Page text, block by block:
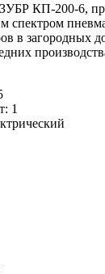
КП-200-6,
спектром
в загородных
1